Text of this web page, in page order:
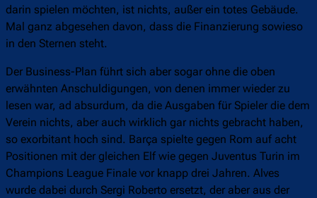
darin spielen möchten, ist nichts, außer ein totes Gebäude.
Mal ganz abgesehen davon, dass die Finanzierung sowieso
in den Sternen steht.
Der Business-Plan führt sich aber sogar ohne die oben
erwähnten Anschuldigungen, von denen immer wieder zu
lesen war, ad absurdum, da die Ausgaben für Spieler die dem
Verein nichts, aber auch wirklich gar nichts gebracht haben,
so exorbitant hoch sind. Barça spielte gegen Rom auf acht
Positionen mit der gleichen Elf wie gegen Juventus Turin im
Champions League Finale vor knapp drei Jahren. Alves
wurde dabei durch Sergi Roberto ersetzt, der aber aus der